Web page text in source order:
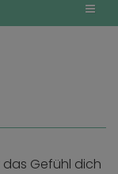
Gefühl dich